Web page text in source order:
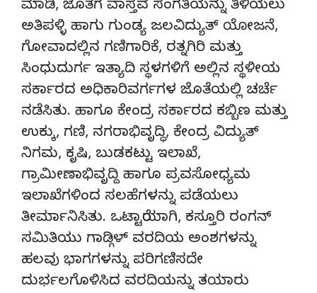
ಮಾಡಿ, ಜೊತೆಗೆ ವಾಸ್ತವ ಸಂಗತಿಯನ್ನು ತಿಳಿಯಲು
ಅತಿಪಳ್ಳಿ ಹಾಗು ಗುಂಡ್ಯ ಜಲವಿದ್ಯುತ್ ಯೋಜನೆ,
ಗೋವಾದಲ್ಲಿನ ಗಣಿಗಾರಿಕೆ, ರತ್ನಗಿರಿ ಮತ್ತು
ಸಿಂಧುದುರ್ಗ ಇತ್ಯಾದಿ ಸ್ಥಳಗಳಿಗೆ ಅಲ್ಲಿನ ಸ್ಥಳೀಯ
ಸರ್ಕಾರದ ಅಧಿಕಾರಿವರ್ಗಗಳ ಜೊತೆಯಲ್ಲಿ ಚರ್ಚೆ
ನಡೆಸಿತು. ಹಾಗೂ ಕೇಂದ್ರ ಸರ್ಕಾರದ ಕಬ್ಬಿಣ ಮತ್ತು
ಉಕ್ಕು, ಗಣಿ, ನಗರಾಭಿವೃದ್ಧಿ, ಕೇಂದ್ರ ವಿದ್ಯುತ್
ನಿಗಮ, ಕೃಷಿ, ಬುಡಕಟ್ಟು ಇಲಾಖೆ,
ಗ್ರಾಮೀಣಾಭಿವೃದ್ದಿ ಹಾಗೂ ಪ್ರವಸೋಧ್ಯಮ
ಇಲಾಖೆಗಳಿಂದ ಸಲಹೆಗಳನ್ನು ಪಡೆಯಲು
ತೀರ್ಮಾನಿಸಿತು. ಒಟ್ಟಾರೆಯಾಗಿ, ಕಸ್ತೂರಿ ರಂಗನ್
ಸಮಿತಿಯು ಗಾಡ್ಗಿಳ್ ವರದಿಯ ಅಂಶಗಳನ್ನು
ಹಲವು ಭಾಗಗಳನ್ನು ಪರಿಗಣಿಸದೇ
ದುರ್ಭಲಗೊಳಿಸಿದ ವರದಿಯನ್ನು ತಯಾರು